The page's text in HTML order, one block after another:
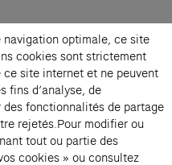
→
navigation optimale, ce site
cookies sont strictement
site internet et ne peuvent
fins d’analyse, de
fonctionnalités de partage
rejetés.Pour modifier ou
tout ou partie des
cookies » ou consultez